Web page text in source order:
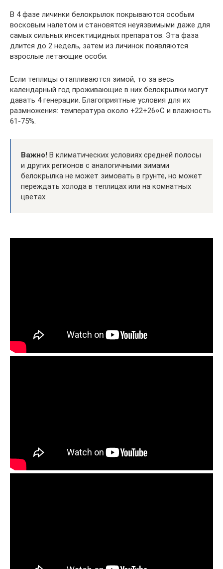
В 4 фазе личинки белокрылок покрываются особым
восковым налетом и становятся неуязвимыми даже для
самых сильных инсектицидных препаратов. Эта фаза
длится до 2 недель, затем из личинок появляются
взрослые летающие особи.
Если теплицы отапливаются зимой, то за весь
календарный год проживающие в них белокрылки могут
давать 4 генерации. Благоприятные условия для их
размножения: температура около +22+26०С и влажность
61-75%.
Важно! В климатических условиях средней полосы
и других регионов с аналогичными зимами
белокрылка не может зимовать в грунте, но может
переждать холода в теплицах или на комнатных
цветах.